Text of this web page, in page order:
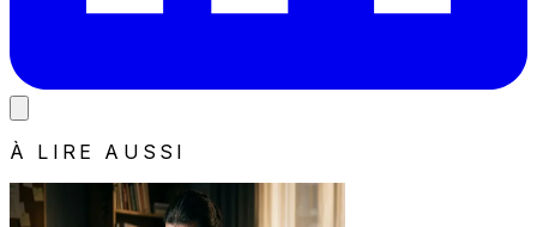
À LIRE AUSSI